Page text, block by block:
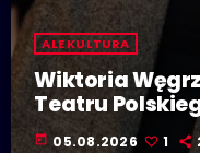
ALE KULTURA
Wiktoria
Teatru
się w Polskiej
today 05.08.2026 1